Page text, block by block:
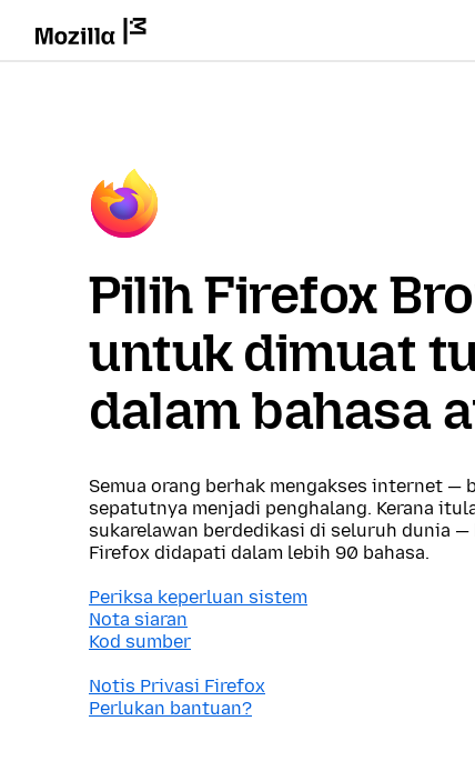
Pilih Firefox
untuk dimuat
dalam bahasa
Semua orang berhak mengakses internet —
sepatutnya menjadi penghalang. Kerana
sukarelawan berdedikasi di seluruh dunia —
Firefox didapati dalam lebih 90 bahasa.
Periksa keperluan sistem
Nota siaran
Kod sumber
Notis Privasi Firefox
Perlukan bantuan?